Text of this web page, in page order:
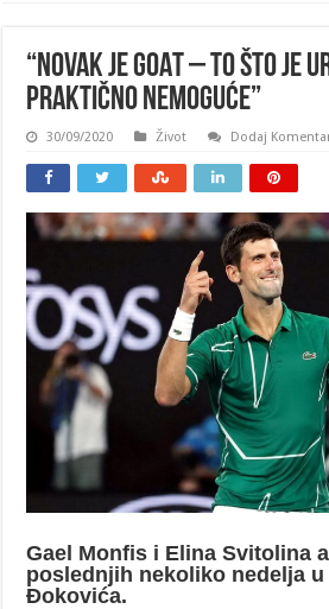
“Novak je GOAT – to što je
praktično nemoguće”
30/09/2020 Život Dodaj
Gael Monfis i Elina Svitolina
poslednjih nekoliko nedelja
Đokovića.